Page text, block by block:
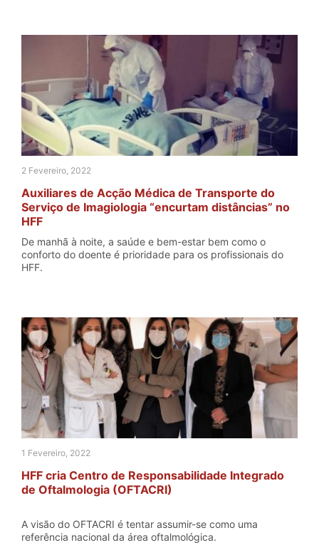
2 Fevereiro, 2022
Auxiliares de Acção Médica de Transporte do
Serviço de Imagiologia “encurtam distâncias” no
HFF
De manhã à noite, a saúde e bem-estar bem como o
conforto do doente é prioridade para os profissionais do
HFF.
1 Fevereiro, 2022
HFF cria Centro de Responsabilidade Integrado
de Oftalmologia (OFTACRI)
A visão do OFTACRI é tentar assumir-se como uma
referência nacional da área oftalmológica.